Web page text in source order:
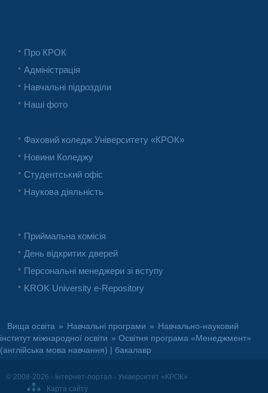
Про КРОК
Адміністрація
Навчальні підрозділи
Наші фото
Фаховий коледж Університету «КРОК»
Новини Коледжу
Студентський офіс
Наукова діяльність
Приймальна комісія
День відкритих дверей
Персональні менеджери зі вступу
KROK University e-Repository
Вища освіта » Навчальні програми » Навчально-науковий
інститут міжнародної освіти » Освітня програма «Менеджмент»
(англійська мова навчання) | бакалавр
© 2008-2026 - Інтернет-портал - Університет «КРОК»
Карта сайту